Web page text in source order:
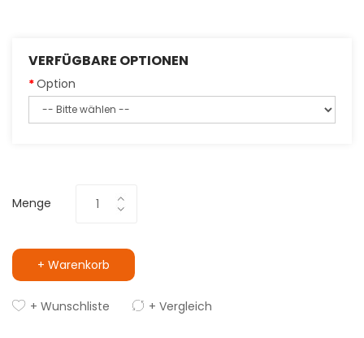
VERFÜGBARE OPTIONEN
Option
Menge
+ Warenkorb
+ Wunschliste + Vergleich